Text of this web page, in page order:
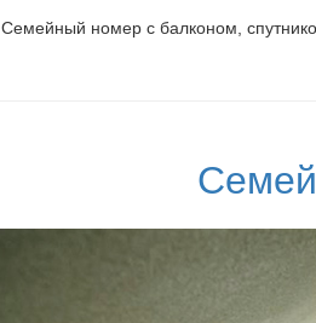
Семейный номер с балконом,